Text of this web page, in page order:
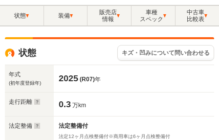
状態 装備
販売店
情報
車種
スペック
中古車
比較表
状態 キズ・凹みについて問い合わせる
年式
(初年度登録年) 2025 (R07)年
走行距離 0.3 万km
法定整備 法定整備付
法定12ヶ月点検整備付※商用車は6ヶ月点検整備付